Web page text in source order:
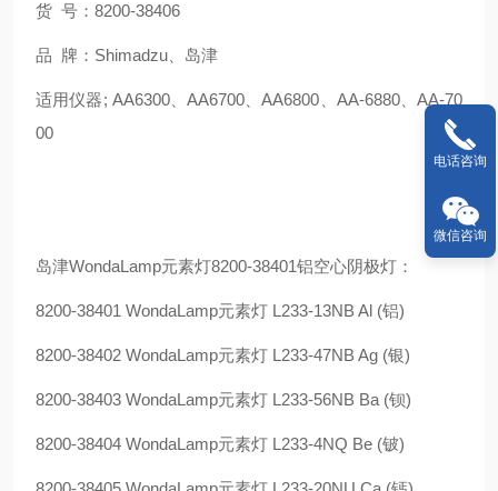
货 号：8200-38406
品 牌：Shimadzu、岛津
适用仪器; AA6300、AA6700、AA6800、AA-6880、AA-70
00
岛津WondaLamp元素灯8200-38401铝空心阴极灯：
8200-38401 WondaLamp元素灯 L233-13NB Al (铝)
8200-38402 WondaLamp元素灯 L233-47NB Ag (银)
8200-38403 WondaLamp元素灯 L233-56NB Ba (钡)
8200-38404 WondaLamp元素灯 L233-4NQ Be (铍)
电话咨询
微信咨询